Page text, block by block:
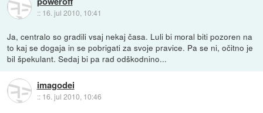
:: 16. jul 2010, 10:41
Ja, centralo so gradili vsaj nekaj časa. Luli bi moral biti pozoren na
to kaj se dogaja in se pobrigati za svoje pravice. Pa se ni, očitno je
bil špekulant. Sedaj bi pa rad odškodnino...
imagodei
:: 16. jul 2010, 10:46